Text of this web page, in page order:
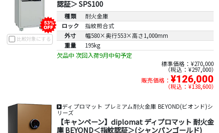
比較対象にする
認証＞ SPS100
種類
耐火金庫
ロック
指紋照合式
外寸
幅580×奥行553×高さ1,000mm
重量
195kg
欠品中 次回入荷9月中旬予定
標準価格：¥270,000
税込：¥297,000
販売価格： ¥126,000
税込：¥138,600
ディプロマット プレミアム耐火金庫 BEYOND(ビオンド)シ
リーズ
【キャンペーン】diplomat ディプロマット 耐火金
庫 BEYOND＜指紋認証＞(シャンパンゴールド)